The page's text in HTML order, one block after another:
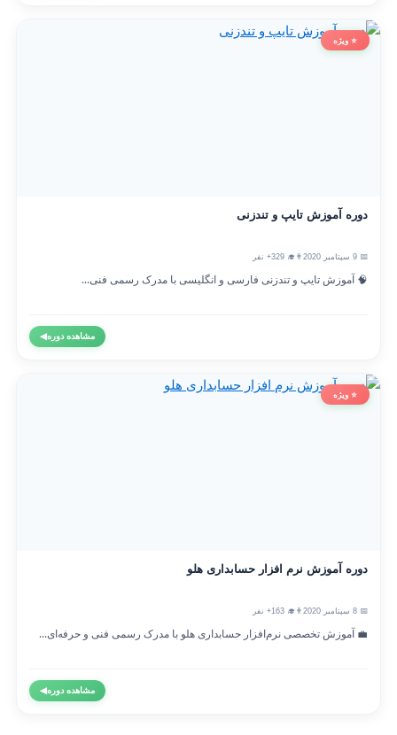
⭐ ویژه
دوره آموزش تایپ و تندزنی
👨‍🎓 329+ نفر
🧠 آموزش تایپ و تندزنی فارسی و انگلیسی با مدرک رسمی فنی...
مشاهده دوره◀
⭐ ویژه
دوره آموزش نرم افزار حسابداری هلو
👨‍🎓 163+ نفر
💼 آموزش تخصصی نرم‌افزار حسابداری هلو با مدرک رسمی فنی و حرفه‌ای...
مشاهده دوره◀